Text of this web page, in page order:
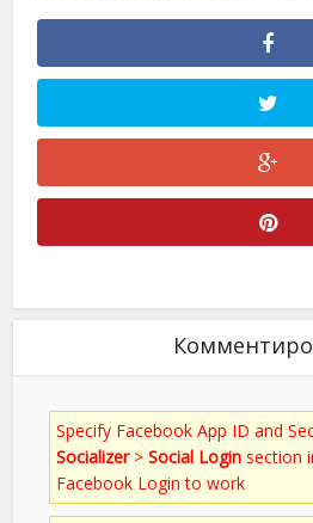
Specify Facebook App ID and
Socializer>Social Login section
Facebook Login to work